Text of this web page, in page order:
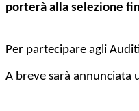
porterà alla selezione
Per partecipare agli
A breve sarà annunciata